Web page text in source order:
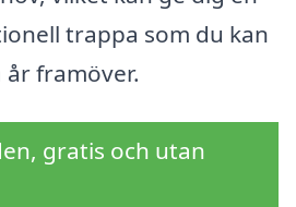
trappa som du kan
framöver.
gratis och utan